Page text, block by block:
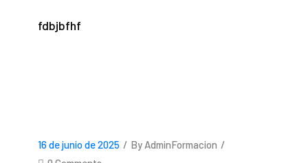
fdbjbfhf
16 de junio de 2025 / By AdminFormacion /